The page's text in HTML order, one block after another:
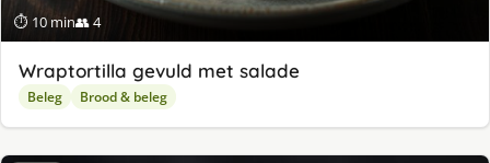
⏱ 10 min👥 4
Wraptortilla gevuld met salade
Beleg Brood & beleg